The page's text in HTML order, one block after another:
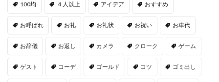
100均 ４人以上 アイデア おすすめ
お呼ばれ お礼 お礼状 お祝い お車代
お辞儀 お返し カメラ クローク ゲーム
ゲスト コーデ ゴールド コツ ゴミ出し